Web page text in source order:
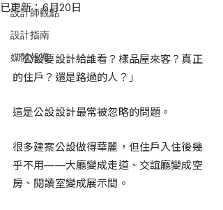
設計師觀點
設計指南
媒體報導
已更新：6月20日
「公設要設計給誰看？樣品屋來客？真正
的住戶？還是路過的人？」
這是公設設計最常被忽略的問題。
很多建案公設做得華麗，但住戶入住後幾
乎不用——大廳變成走道、交誼廳變成空
房、閱讀室變成展示間。